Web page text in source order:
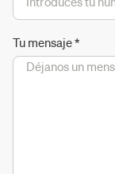
Tu mensaje*